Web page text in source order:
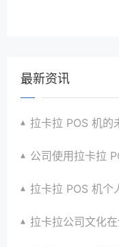
最新资讯
拉卡拉 POS 机的
公司使用拉卡拉
拉卡拉 POS 机个
拉卡拉公司文化